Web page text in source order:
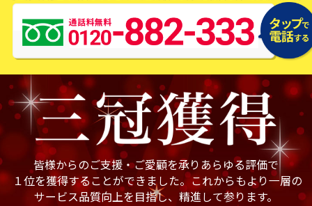
皆様からのご支援・ご愛顧を承りあらゆる評価で
１位を獲得することができました。これからもより一層の
サービス品質向上を目指し、精進して参ります。